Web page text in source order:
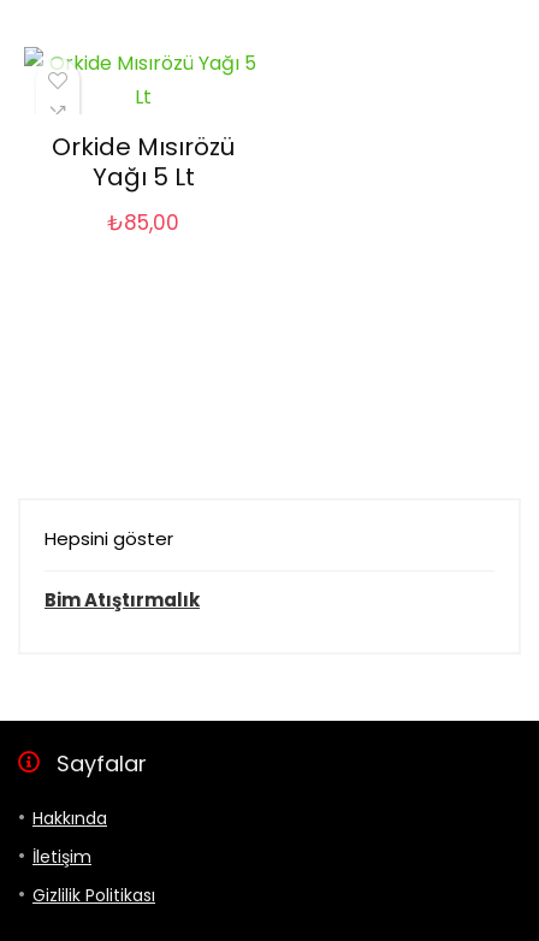
Orkide Mısırözü
Yağı 5 Lt
₺85,00
Hepsini göster
Bim Atıştırmalık
Sayfalar
Hakkında
İletişim
Gizlilik Politikası